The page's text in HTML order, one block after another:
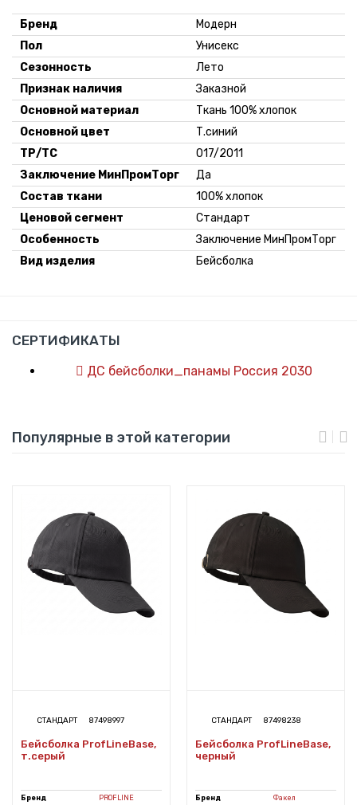
Бренд
Модерн
Пол
Унисекс
Сезонность
Лето
Признак наличия
Заказной
Основной материал
Ткань 100% хлопок
Основной цвет
Т.синий
ТР/ТС
017/2011
Заключение МинПромТорг
Да
Состав ткани
100% хлопок
Ценовой сегмент
Стандарт
Особенность
Заключение МинПромТорг
Вид изделия
Бейсболка
СЕРТИФИКАТЫ
ДС бейсболки_панамы Россия 2030
Популярные в этой категории
СТАНДАРТ 87498997
Бейсболка ProfLineBase,
т.серый
Бренд
PROFLINE
СТАНДАРТ 87498238
Бейсболка ProfLineBase,
черный
Бренд
Факел